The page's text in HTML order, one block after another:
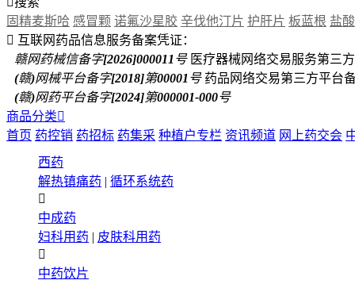
固精麦斯哈 感冒颗 诺氟沙星胶 辛伐他汀片 护肝片 板蓝根 盐
 互联网药品信息服务备案凭证：
赣网药械信备字[2026]000011号 医疗器械网络交易服务第三
(赣)网械平台备字[2018]第00001号 药品网络交易第三方平台
(赣)网药平台备字[2024]第000001-000号
商品分类
首页 药控销 药招标 药集采 种植户专栏 资讯频道 网上药交会
西药
解热镇痛药 | 循环系统药

中成药
妇科用药 | 皮肤科用药

中药饮片